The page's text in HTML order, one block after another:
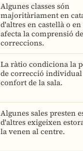
Algunes classes són
majoritàriament en
d'altres en castellà o en
afecta la comprensió
correccions.
La ràtio condiciona la
de correcció
confort de la sala.
Algunes sales presten
d'altres exigeixen
la venen al centre.